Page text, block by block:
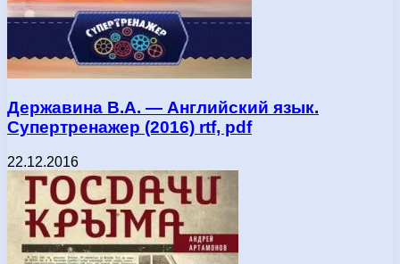
Державина В.А. — Английский язык.
Супертренажер (2016) rtf, pdf
22.12.2016